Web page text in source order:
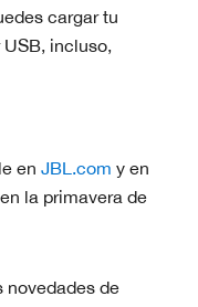
cargar tu
incluso,
en JBL.com y en
la primavera de
novedades de